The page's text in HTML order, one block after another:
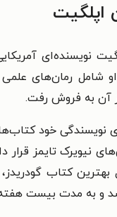
اپلگیت
شامل رمان‌های
آن به فروش رفت.
نویسندگی خود
و به مدت بیست هفته